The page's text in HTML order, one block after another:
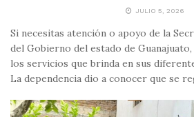
JULIO 5, 2026
Si necesitas atención o apoyo de la
del Gobierno del estado de
los servicios que brinda en sus
La dependencia dio a conocer que se